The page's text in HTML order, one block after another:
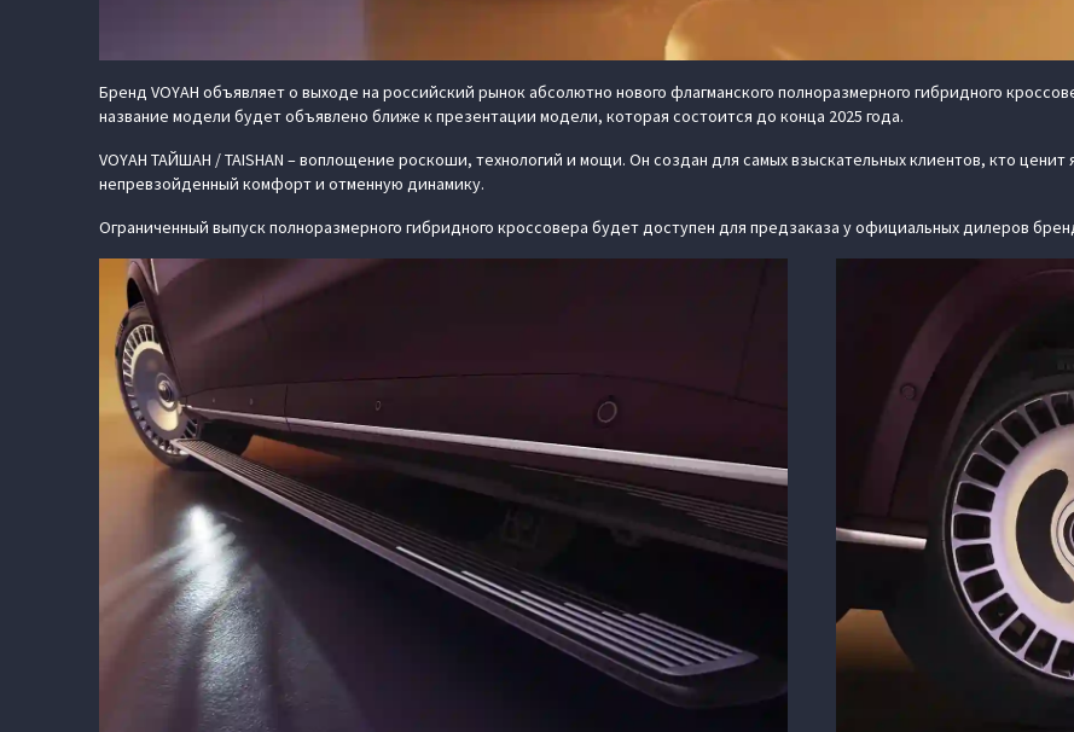
Бренд VOYAH объявляет о выходе на российский рынок абсолютно нового флагманского полноразмерного гибридного
название модели будет объявлено ближе к презентации модели, которая состоится до конца 2025 года.
VOYAH ТАЙШАН / TAISHAN – воплощение роскоши, технологий и мощи. Он создан для самых взыскательных клиентов, кто
непревзойденный комфорт и отменную динамику.
Ограниченный выпуск полноразмерного гибридного кроссовера будет доступен для предзаказа у официальных дилеров